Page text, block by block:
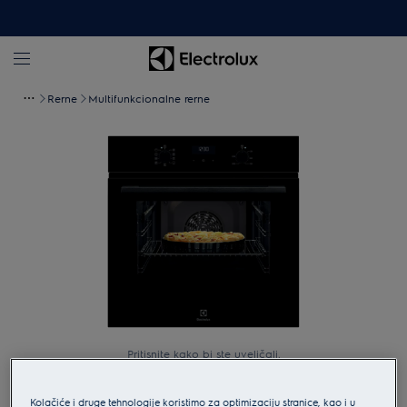
Rerne Multifunkcionalne rerne
Pritisnite kako bi ste uveličali.
Kolačiće i druge tehnologije koristimo za optimizaciju stranice, kao i u